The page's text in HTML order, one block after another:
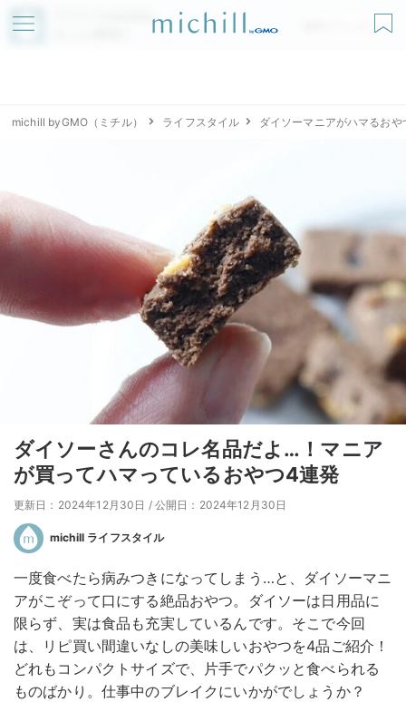
アプリでmichillが
無料ダウンロード
michill byGMO（ミチル） ライフスタイル ダイソーマニアがハマるおや
ダイソーさんのコレ名品だよ…！マニア
が買ってハマっているおやつ4連発
更新日：2024年12月30日 / 公開日：2024年12月30日
michill ライフスタイル
一度食べたら病みつきになってしまう…と、ダイソーマニ
アがこぞって口にする絶品おやつ。ダイソーは日用品に
限らず、実は食品も充実しているんです。そこで今回
は、リピ買い間違いなしの美味しいおやつを4品ご紹介！
どれもコンパクトサイズで、片手でパクッと食べられる
ものばかり。仕事中のブレイクにいかがでしょうか？